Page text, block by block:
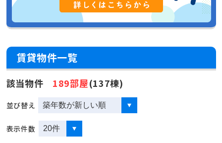
賃貸物件一覧
該当物件 189部屋(137棟)
並び替え
表示件数